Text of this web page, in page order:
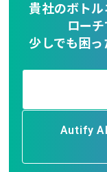
貴社のボト
ローチ
少しでも困
Autify